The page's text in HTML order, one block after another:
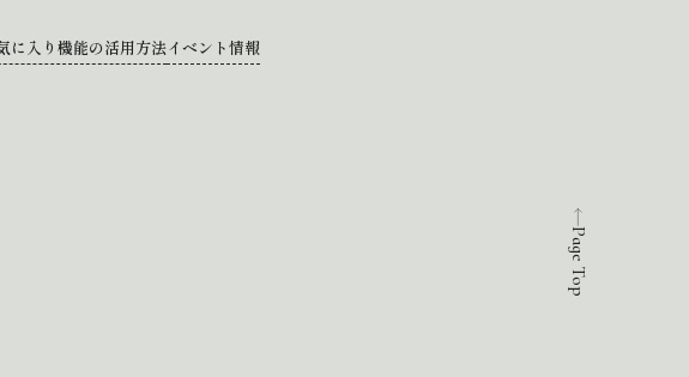
Page Top
に入り機能の活用方法イベント情報